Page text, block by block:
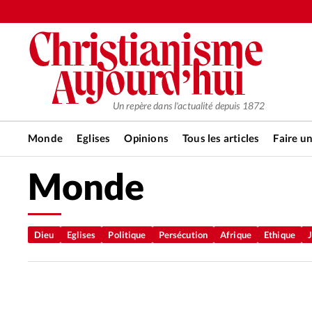
Un repère dans l'actualité depuis 1872
Monde Eglises Opinions Tous les articles Faire
RUBRIQUES
Tous les articles
Actualité
Monde
Dieu Eglises Politique Persécution Afrique Ethique